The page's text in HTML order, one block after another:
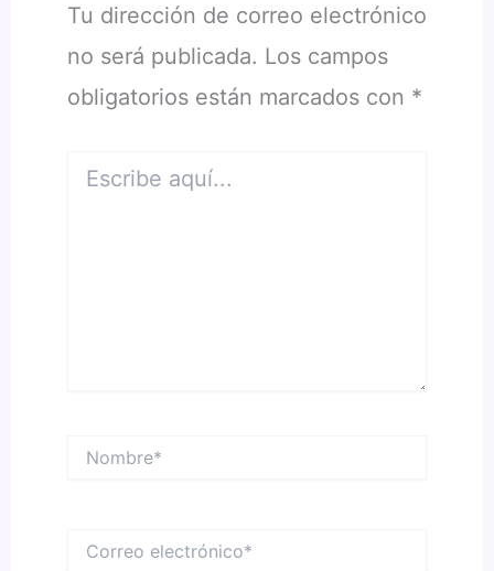
Tu dirección de correo electrónico
no será publicada. Los campos
obligatorios están marcados con *
aquí...
electrónico*